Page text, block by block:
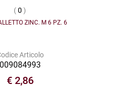
(0 )
ZINC. M 6 PZ. 6
Articolo
009084993
€ 2,86